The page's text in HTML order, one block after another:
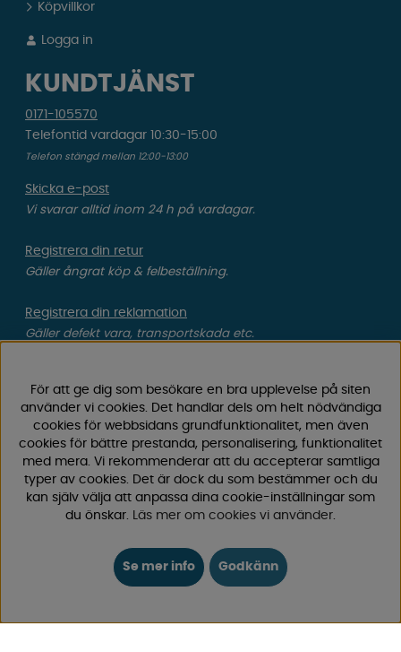
Köpvillkor
Logga in
KUNDTJÄNST
0171-105570
Telefontid vardagar 10:30-15:00
Telefon stängd mellan 12:00-13:00
Skicka e-post
Vi svarar alltid inom 24 h på vardagar.
Registrera din retur
Gäller ångrat köp & felbeställning.
Registrera din reklamation
Gäller defekt vara, transportskada etc.
Hitta till vår butik & se öppettider
Campingvaruhuset
Välkommen till Sveriges största utbud av
campingtillbehör för husvagn, husbil och van! Med över
camping och fritid.
Hos oss hittar du allt från reservdelar till smarta tillbehör
Vi erbjuder hög kvalitet och konkurrenskraftiga priser –
För att ge dig som besökare en bra upplevelse på siten
använder vi cookies. Det handlar dels om helt nödvändiga
cookies för webbsidans grundfunktionalitet, men även
cookies för bättre prestanda, personalisering, funktionalitet
med mera. Vi rekommenderar att du accepterar samtliga
typer av cookies. Det är dock du som bestämmer och du
kan själv välja att anpassa dina cookie-inställningar som
du önskar. Läs mer om cookies vi använder.
Se mer info Godkänn